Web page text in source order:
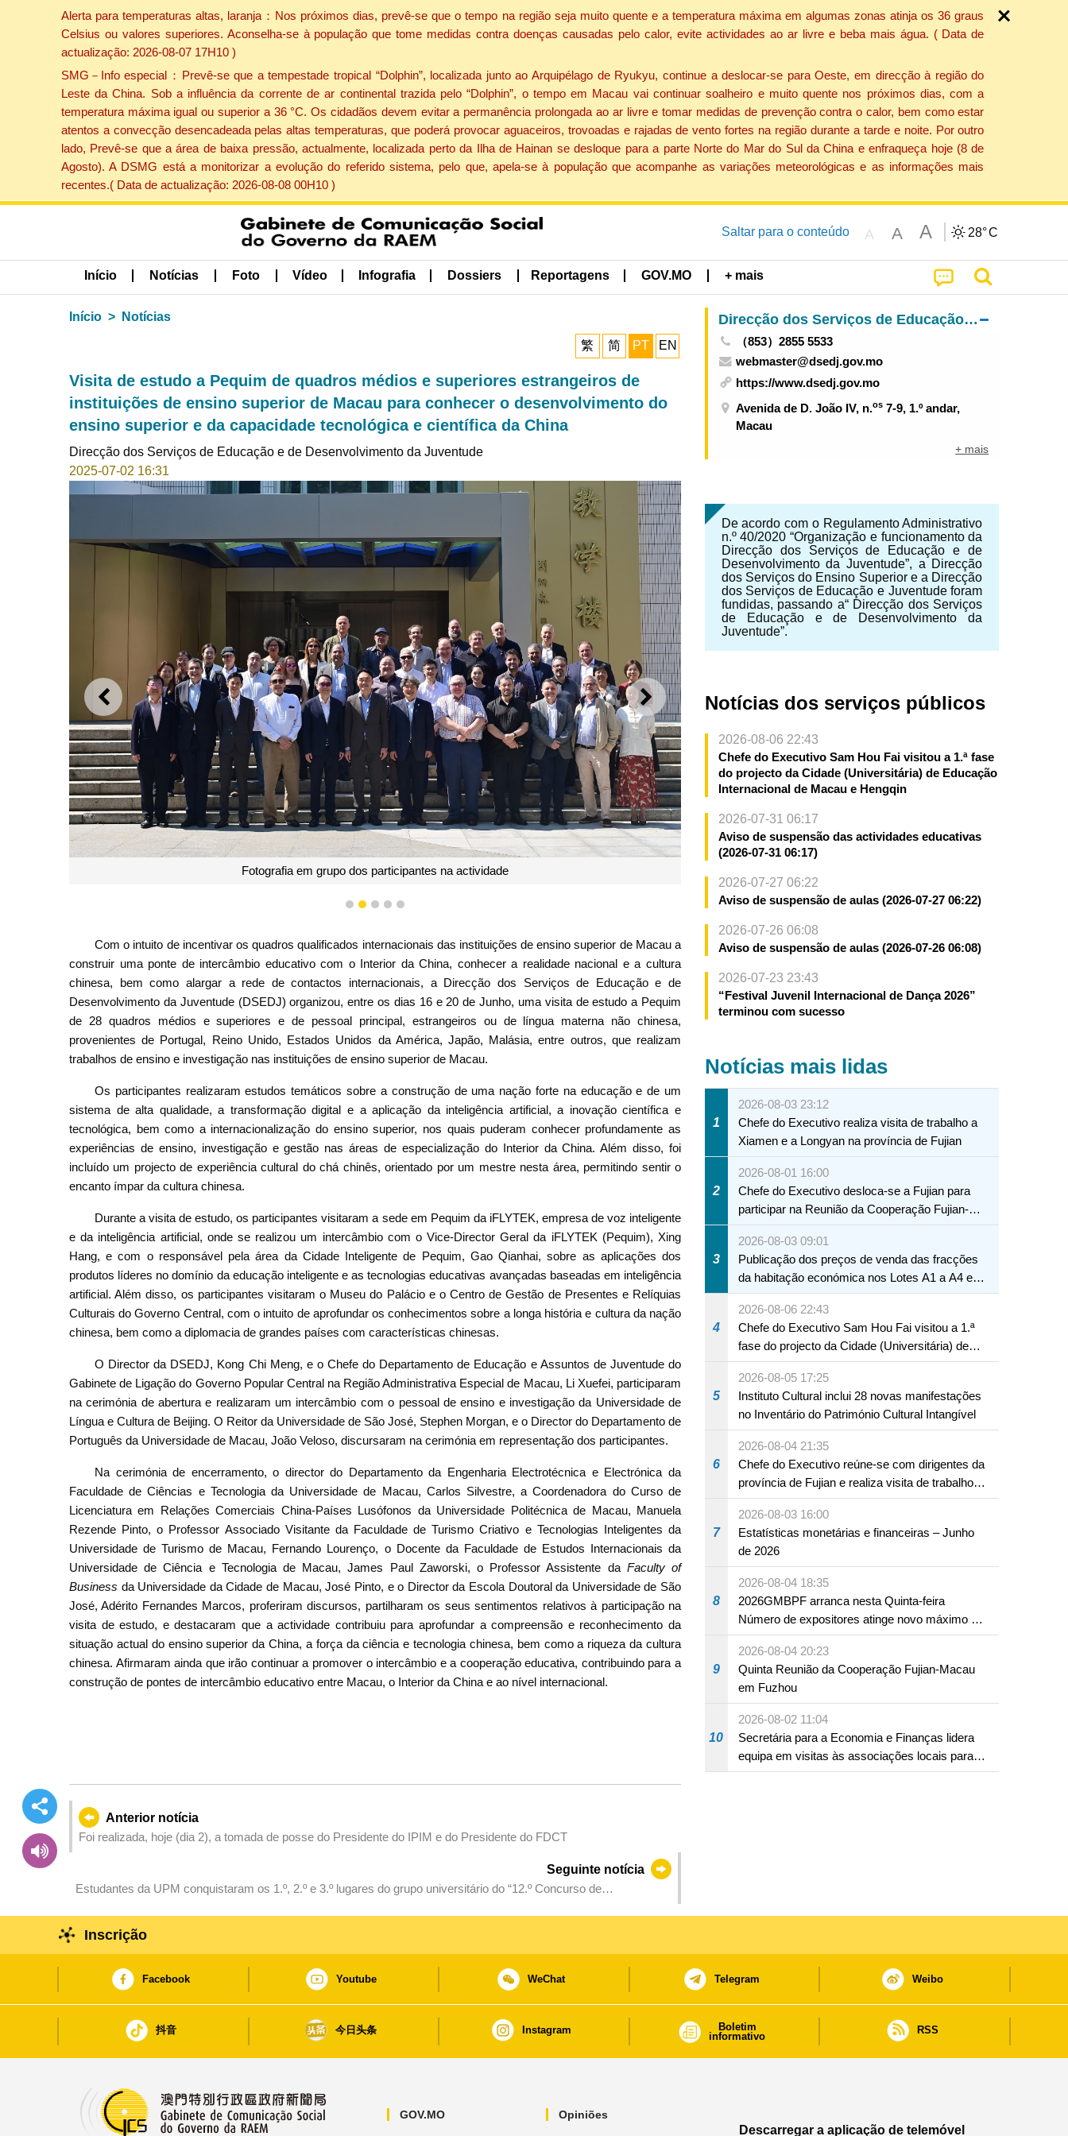
Alerta para temperaturas altas, laranja：Nos próximos dias, prevê-se que o tempo na região seja muito quente e a temperatura máxima em algumas zonas atinja os 36 graus
Celsius ou valores superiores. Aconselha-se à população que tome medidas contra doenças causadas pelo calor, evite actividades ao ar livre e beba mais água. ( Data de
actualização: 2026-08-07 17H10 )
SMG－Info especial：Prevê-se que a tempestade tropical “Dolphin”, localizada junto ao Arquipélago de Ryukyu, continue a deslocar-se para Oeste, em direcção à região do
Leste da China. Sob a influência da corrente de ar continental trazida pelo “Dolphin”, o tempo em Macau vai continuar soalheiro e muito quente nos próximos dias, com a
temperatura máxima igual ou superior a 36 °C. Os cidadãos devem evitar a permanência prolongada ao ar livre e tomar medidas de prevenção contra o calor, bem como estar
atentos a convecção desencadeada pelas altas temperaturas, que poderá provocar aguaceiros, trovoadas e rajadas de vento fortes na região durante a tarde e noite. Por outro
lado, Prevê-se que a área de baixa pressão, actualmente, localizada perto da Ilha de Hainan se desloque para a parte Norte do Mar do Sul da China e enfraqueça hoje (8 de
Agosto). A DSMG está a monitorizar a evolução do referido sistema, pelo que, apela-se à população que acompanhe as variações meteorológicas e as informações mais
recentes.( Data de actualização: 2026-08-08 00H10 )
Saltar para o conteúdo A A A 28°C
Início Notícias Foto Vídeo Infografia Dossiers Reportagens GOV.MO + mais
Início Notícias
繁 简 PT EN
Visita de estudo a Pequim de quadros médios e superiores estrangeiros de
instituições de ensino superior de Macau para conhecer o desenvolvimento do
ensino superior e da capacidade tecnológica e científica da China
Direcção dos Serviços de Educação e de Desenvolvimento da Juventude
2025-07-02 16:31
ANTERIOR SEGUINTE
Intercâmbio na iFLYTEK (Pequim)
1 2 3 4 5
Com o intuito de incentivar os quadros qualificados internacionais das instituições de ensino superior de Macau a
construir uma ponte de intercâmbio educativo com o Interior da China, conhecer a realidade nacional e a cultura
chinesa, bem como alargar a rede de contactos internacionais, a Direcção dos Serviços de Educação e de
Desenvolvimento da Juventude (DSEDJ) organizou, entre os dias 16 e 20 de Junho, uma visita de estudo a Pequim
de 28 quadros médios e superiores e de pessoal principal, estrangeiros ou de língua materna não chinesa,
provenientes de Portugal, Reino Unido, Estados Unidos da América, Japão, Malásia, entre outros, que realizam
trabalhos de ensino e investigação nas instituições de ensino superior de Macau.
Os participantes realizaram estudos temáticos sobre a construção de uma nação forte na educação e de um
sistema de alta qualidade, a transformação digital e a aplicação da inteligência artificial, a inovação científica e
tecnológica, bem como a internacionalização do ensino superior, nos quais puderam conhecer profundamente as
experiências de ensino, investigação e gestão nas áreas de especialização do Interior da China. Além disso, foi
incluído um projecto de experiência cultural do chá chinês, orientado por um mestre nesta área, permitindo sentir o
encanto ímpar da cultura chinesa.
Durante a visita de estudo, os participantes visitaram a sede em Pequim da iFLYTEK, empresa de voz inteligente
e da inteligência artificial, onde se realizou um intercâmbio com o Vice-Director Geral da iFLYTEK (Pequim), Xing
Hang, e com o responsável pela área da Cidade Inteligente de Pequim, Gao Qianhai, sobre as aplicações dos
produtos líderes no domínio da educação inteligente e as tecnologias educativas avançadas baseadas em inteligência
artificial. Além disso, os participantes visitaram o Museu do Palácio e o Centro de Gestão de Presentes e Relíquias
Culturais do Governo Central, com o intuito de aprofundar os conhecimentos sobre a longa história e cultura da nação
chinesa, bem como a diplomacia de grandes países com características chinesas.
O Director da DSEDJ, Kong Chi Meng, e o Chefe do Departamento de Educação e Assuntos de Juventude do
Gabinete de Ligação do Governo Popular Central na Região Administrativa Especial de Macau, Li Xuefei, participaram
na cerimónia de abertura e realizaram um intercâmbio com o pessoal de ensino e investigação da Universidade de
Língua e Cultura de Beijing. O Reitor da Universidade de São José, Stephen Morgan, e o Director do Departamento de
Português da Universidade de Macau, João Veloso, discursaram na cerimónia em representação dos participantes.
Na cerimónia de encerramento, o director do Departamento da Engenharia Electrotécnica e Electrónica da
Faculdade de Ciências e Tecnologia da Universidade de Macau, Carlos Silvestre, a Coordenadora do Curso de
Licenciatura em Relações Comerciais China-Países Lusófonos da Universidade Politécnica de Macau, Manuela
Rezende Pinto, o Professor Associado Visitante da Faculdade de Turismo Criativo e Tecnologias Inteligentes da
Universidade de Turismo de Macau, Fernando Lourenço, o Docente da Faculdade de Estudos Internacionais da
Universidade de Ciência e Tecnologia de Macau, James Paul Zaworski, o Professor Assistente da Faculty of
Business da Universidade da Cidade de Macau, José Pinto, e o Director da Escola Doutoral da Universidade de São
José, Adérito Fernandes Marcos, proferiram discursos, partilharam os seus sentimentos relativos à participação na
visita de estudo, e destacaram que a actividade contribuiu para aprofundar a compreensão e reconhecimento da
situação actual do ensino superior da China, a força da ciência e tecnologia chinesa, bem como a riqueza da cultura
chinesa. Afirmaram ainda que irão continuar a promover o intercâmbio e a cooperação educativa, contribuindo para a
construção de pontes de intercâmbio educativo entre Macau, o Interior da China e ao nível internacional.
Anterior notícia
Foi realizada, hoje (dia 2), a tomada de posse do Presidente do IPIM e do Presidente do FDCT
Seguinte notícia
Estudantes da UPM conquistaram os 1.º, 2.º e 3.º lugares do grupo universitário do “12.º Concurso de
Direcção dos Serviços de Educação e de Desenvolvimento da Juventude
（853）2855 5533
webmaster@dsedj.gov.mo
https://www.dsedj.gov.mo
Avenida de D. João IV, n.os 7-9, 1.º andar,
Macau
+ mais
De acordo com o Regulamento Administrativo
n.º 40/2020 “Organização e funcionamento da
Direcção dos Serviços de Educação e de
Desenvolvimento da Juventude”, a Direcção
dos Serviços do Ensino Superior e a Direcção
dos Serviços de Educação e Juventude foram
fundidas, passando a“ Direcção dos Serviços
de Educação e de Desenvolvimento da
Juventude”.
Notícias dos serviços públicos
2026-08-06 22:43
Chefe do Executivo Sam Hou Fai visitou a 1.ª fase
do projecto da Cidade (Universitária) de Educação
Internacional de Macau e Hengqin
2026-07-31 06:17
Aviso de suspensão das actividades educativas
(2026-07-31 06:17)
2026-07-27 06:22
Aviso de suspensão de aulas (2026-07-27 06:22)
2026-07-26 06:08
Aviso de suspensão de aulas (2026-07-26 06:08)
2026-07-23 23:43
“Festival Juvenil Internacional de Dança 2026”
terminou com sucesso
Notícias mais lidas
1
2026-08-03 23:12
Chefe do Executivo realiza visita de trabalho a
Xiamen e a Longyan na província de Fujian
2
2026-08-01 16:00
Chefe do Executivo desloca-se a Fujian para
participar na Reunião da Cooperação Fujian-
Macau
3
2026-08-03 09:01
Publicação dos preços de venda das fracções
da habitação económica nos Lotes A1 a A4 e
A12 da Zona A dos Novos Aterros
4
2026-08-06 22:43
Chefe do Executivo Sam Hou Fai visitou a 1.ª
fase do projecto da Cidade (Universitária) de
Educação Internacional de Macau e Hengqin
5
2026-08-05 17:25
Instituto Cultural inclui 28 novas manifestações
no Inventário do Património Cultural Intangível
6
2026-08-04 21:35
Chefe do Executivo reúne-se com dirigentes da
província de Fujian e realiza visita de trabalho
em Fuzhou
7
2026-08-03 16:00
Estatísticas monetárias e financeiras – Junho
de 2026
8
2026-08-04 18:35
2026GMBPF arranca nesta Quinta-feira
Número de expositores atinge novo máximo em
18 anos
9
2026-08-04 20:23
Quinta Reunião da Cooperação Fujian-Macau
em Fuzhou
10
2026-08-02 11:04
Secretária para a Economia e Finanças lidera
equipa em visitas às associações locais para
consolidar consensos e promover os trabalhos
Inscrição
Facebook Youtube WeChat Telegram Weibo
抖音 今日头条 Instagram
Boletim
informativo
RSS
GOV.MO Opiniões
Descarregar a aplicação de telemóvel